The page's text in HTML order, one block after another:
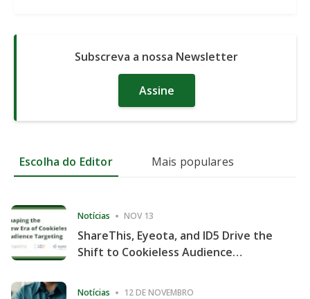
Subscreva a nossa Newsletter
Assine
Escolha do Editor Mais populares
Notícias NOV 13
ShareThis, Eyeota, and ID5 Drive the
Shift to Cookieless Audience
Notícias 12 DE NOVEMBRO